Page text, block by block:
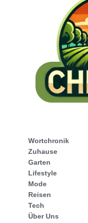
Wortchronik
Zuhause
Garten
Lifestyle
Mode
Reisen
Tech
Über Uns